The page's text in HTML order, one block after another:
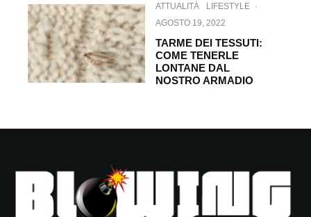
ATTUALITÀ LIFESTYLE ·
AGOSTO 19, 2022
TARME DEI TESSUTI:
COME TENERLE
LONTANE DAL
NOSTRO ARMADIO